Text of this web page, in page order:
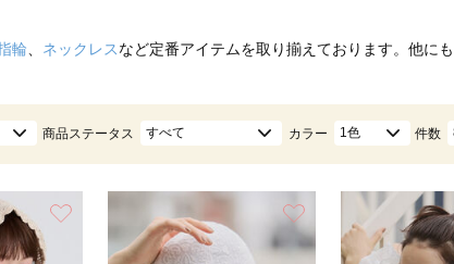
輪 ネックレスなど定番アイテムを取り揃えております。他にも
商品ステータス すべて カラー 1色 件数
お気に入り